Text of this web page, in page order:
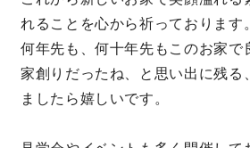
れることを心から祈っております。
何年先も、何十年先もこのお家で
家創りだったね、と思い出に残る
ましたら嬉しいです。